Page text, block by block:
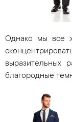
Однако мы все
выразительных
благородные